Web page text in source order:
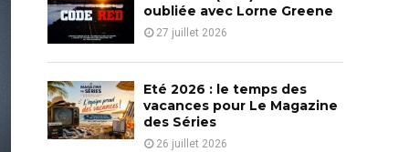
o
r
:
C
H
oubliée avec Lorne Greene
27 juillet 2026
Eté 2026 : le temps des
vacances pour Le Magazine
des Séries
26 juillet 2026